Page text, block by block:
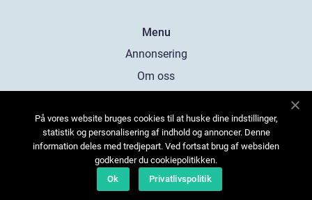
Menu
Annonsering
Om oss
Kontakta oss
Sitemap
På vores website bruges cookies til at huske dine indstillinger,
statistik og personalisering af indhold og annoncer. Denne
information deles med tredjepart. Ved fortsat brug af websiden
godkender du cookiepolitikken.
Ok
Privatlivspolitik